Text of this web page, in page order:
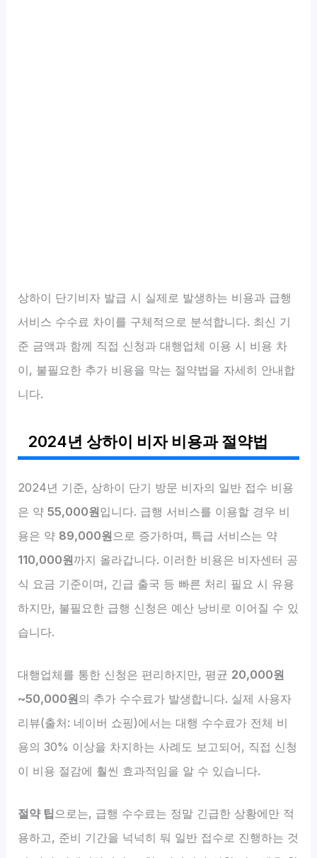
상하이 단기비자 발급 시 실제로 발생하는 비용과 급행
서비스 수수료 차이를 구체적으로 분석합니다. 최신 기
준 금액과 함께 직접 신청과 대행업체 이용 시 비용 차
이, 불필요한 추가 비용을 막는 절약법을 자세히 안내합
니다.
2024년 상하이 비자 비용과 절약법
2024년 기준, 상하이 단기 방문 비자의 일반 접수 비용
은 약55,000원입니다. 급행 서비스를 이용할 경우 비
용은 약 89,000원 으로 증가하며, 특급 서비스는 약
110,000원까지 올라갑니다. 이러한 비용은 비자센터 공
식 요금 기준이며, 긴급 출국 등 빠른 처리 필요 시 유용
하지만, 불필요한 급행 신청은 예산 낭비로 이어질 수 있
습니다.
대행업체를 통한 신청은 편리하지만, 평균 20,000원
~50,000원의 추가 수수료가 발생합니다. 실제 사용자
리뷰(출처: 네이버 쇼핑)에서는 대행 수수료가 전체 비
용의 30% 이상을 차지하는 사례도 보고되어, 직접 신청
이 비용 절감에 훨씬 효과적임을 알 수 있습니다.
절약 팁으로는, 급행 수수료는 정말 긴급한 상황에만 적
용하고, 준비 기간을 넉넉히 둬 일반 접수로 진행하는 것